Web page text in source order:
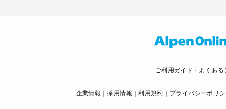
ご利用ガイド・よくある
企業情報 採用情報 利用規約 プライバシーポリ